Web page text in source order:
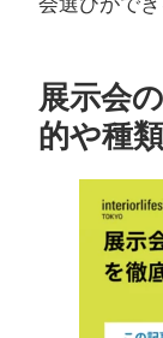
展示会
的や種